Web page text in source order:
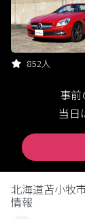
852人
事
当日
北海道苫小牧
情報